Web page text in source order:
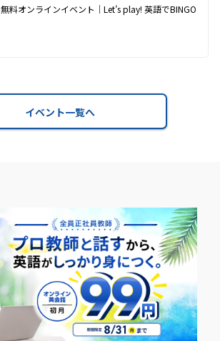
無料オンラインイベント｜Let’s play! 英語でBINGO
イベント一覧へ